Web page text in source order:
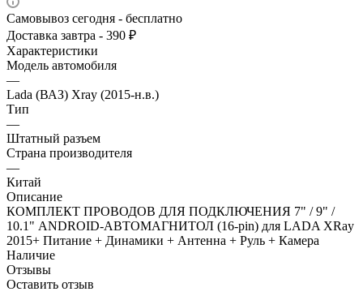
Самовывоз сегодня - бесплатно
Доставка завтра - 390 ₽
Характеристики
Модель автомобиля
—
Lada (ВАЗ) Xray (2015-н.в.)
Тип
—
Штатный разъем
Страна производителя
—
Китай
Описание
КОМПЛЕКТ ПРОВОДОВ ДЛЯ ПОДКЛЮЧЕНИЯ 7" / 9" /
10.1" ANDROID-АВТОМАГНИТОЛ (16-pin) для LADA XRay
2015+ Питание + Динамики + Антенна + Руль + Камера
Наличие
Отзывы
Оставить отзыв